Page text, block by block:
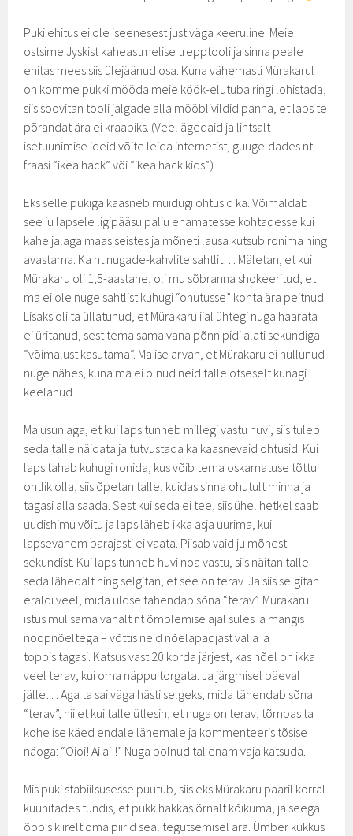
Puki ehitus ei ole iseenesest just väga keeruline. Meie
ostsime Jyskist kaheastmelise trepptooli ja sinna peale
ehitas mees siis ülejäänud osa. Kuna vähemasti Mürakarul
on komme pukki mööda meie köök-elutuba ringi lohistada,
siis soovitan tooli jalgade alla mööblivildid panna, et laps te
põrandat ära ei kraabiks. (Veel ägedaid ja lihtsalt
isetuunimise ideid võite leida internetist, guugeldades nt
fraasi “ikea hack” või “ikea hack kids”.)
Eks selle pukiga kaasneb muidugi ohtusid ka. Võimaldab
see ju lapsele ligipääsu palju enamatesse kohtadesse kui
kahe jalaga maas seistes ja mõneti lausa kutsub ronima ning
avastama. Ka nt nugade-kahvlite sahtlit… Mäletan, et kui
Mürakaru oli 1,5-aastane, oli mu sõbranna shokeeritud, et
ma ei ole nuge sahtlist kuhugi “ohutusse” kohta ära peitnud.
Lisaks oli ta üllatunud, et Mürakaru iial ühtegi nuga haarata
ei üritanud, sest tema sama vana põnn pidi alati sekundiga
“võimalust kasutama”. Ma ise arvan, et Mürakaru ei hullunud
nuge nähes, kuna ma ei olnud neid talle otseselt kunagi
keelanud.
Ma usun aga, et kui laps tunneb millegi vastu huvi, siis tuleb
seda talle näidata ja tutvustada ka kaasnevaid ohtusid. Kui
laps tahab kuhugi ronida, kus võib tema oskamatuse tõttu
ohtlik olla, siis õpetan talle, kuidas sinna ohutult minna ja
tagasi alla saada. Sest kui seda ei tee, siis ühel hetkel saab
uudishimu võitu ja laps läheb ikka asja uurima, kui
lapsevanem parajasti ei vaata. Piisab vaid ju mõnest
sekundist. Kui laps tunneb huvi noa vastu, siis näitan talle
seda lähedalt ning selgitan, et see on terav. Ja siis selgitan
eraldi veel, mida üldse tähendab sõna “terav”. Mürakaru
istus mul sama vanalt nt õmblemise ajal süles ja mängis
nööpnõeltega – võttis neid nõelapadjast välja ja
toppis tagasi. Katsus vast 20 korda järjest, kas nõel on ikka
veel terav, kui oma näppu torgata. Ja järgmisel päeval
jälle… Aga ta sai väga hästi selgeks, mida tähendab sõna
“terav”, nii et kui talle ütlesin, et nuga on terav, tõmbas ta
kohe ise käed endale lähemale ja kommenteeris tõsise
näoga: “Oioi! Ai ai!!” Nuga polnud tal enam vaja katsuda.
Mis puki stabiilsusesse puutub, siis eks Mürakaru paaril korral
küünitades tundis, et pukk hakkas õrnalt kõikuma, ja seega
õppis kiirelt oma piirid seal tegutsemisel ära. Ümber kukkus